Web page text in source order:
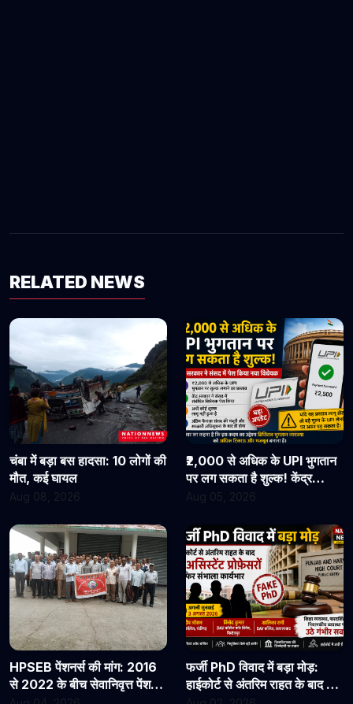
RELATED NEWS
चंबा में बड़ा बस हादसा: 10 लोगों की
मौत, कई घायल
Aug 08, 2026
₹2,000 से अधिक के UPI भुगतान
पर लग सकता है शुल्क! केंद्र
सरकार ने संसद में पेश किया नया
Aug 05, 2026
HPSEB पेंशनर्स की मांग: 2016
से 2022 के बीच सेवानिवृत्त पेंशनरों
फर्जी PhD विवाद में बड़ा मोड़:
हाईकोर्ट से अंतरिम राहत के बाद 3